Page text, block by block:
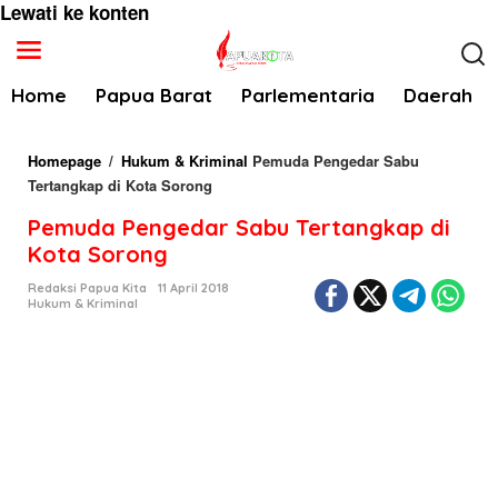
Lewati ke konten
Home Papua Barat Parlementaria Daerah
Homepage / Hukum & Kriminal Pemuda Pengedar Sabu
Tertangkap di Kota Sorong
Pemuda Pengedar Sabu Tertangkap di
Kota Sorong
Redaksi Papua Kita
11 April 2018
Hukum & Kriminal